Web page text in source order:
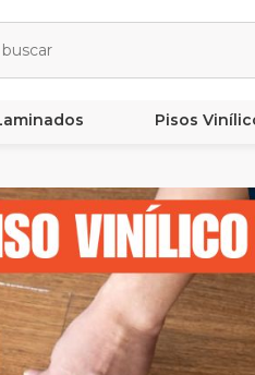
Pisos